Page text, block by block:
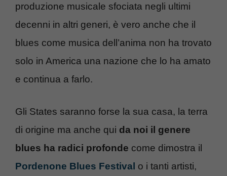
produzione musicale sfociata negli ultimi
decenni in altri generi, è vero anche che il
blues come musica dell’anima non ha trovato
solo in America una nazione che lo ha amato
e continua a farlo.
Gli States saranno forse la sua casa, la terra
di origine ma anche qui da noi il genere
blues ha radici profonde come dimostra il
Pordenone Blues Festival o i tanti artisti,